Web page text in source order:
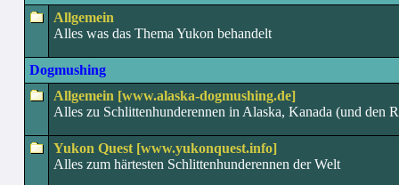
Allgemein
Alles was das Thema Yukon behandelt
Dogmushing
Allgemein [www.alaska-dogmushing.de]
Alles zu Schlittenhunderennen in Alaska, Kanada (und den
Yukon Quest [www.yukonquest.info]
Alles zum härtesten Schlittenhunderennen der Welt